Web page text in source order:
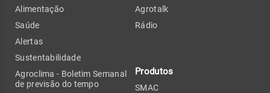
Alimentação
Saúde
Alertas
Sustentabilidade
Agroclima - Boletim Semanal
de previsão do tempo
Agrotalk
Rádio
Produtos
SMAC